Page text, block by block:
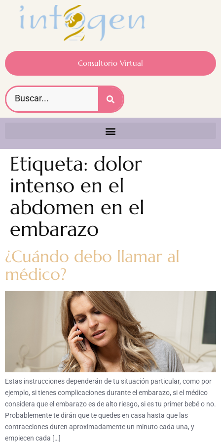
Consultorio Virtual
Etiqueta: dolor
intenso en el
abdomen en el
embarazo
¿Cuándo debo llamar al
médico?
Estas instrucciones dependerán de tu situación particular, como por
ejemplo, si tienes complicaciones durante el embarazo, si el médico
considera que el embarazo es de alto riesgo, si es tu primer bebé o no.
Probablemente te dirán que te quedes en casa hasta que las
contracciones duren aproximadamente un minuto cada una, y
empiecen cada […]